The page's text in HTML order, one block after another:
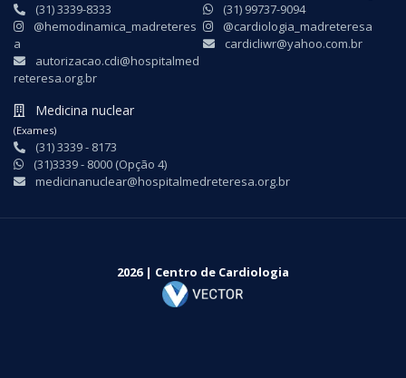
(31) 3339-8333
@hemodinamica_madreteres
a
autorizacao.cdi@hospitalmed
reteresa.org.br
(31) 99737-9094
@cardiologia_madreteresa
cardicliwr@yahoo.com.br
Medicina nuclear
(Exames)
(31) 3339 - 8173
(31)3339 - 8000 (Opção 4)
medicinanuclear@hospitalmedreteresa.org.br
2026 | Centro de Cardiologia